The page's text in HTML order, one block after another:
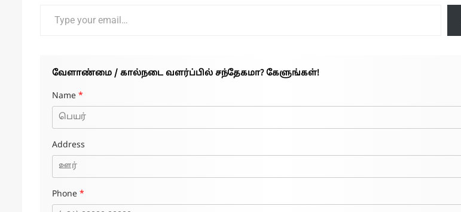
வேளாண்மை / கால்நடை வளர்ப்பில் சந்தேகமா? கேளுங்கள்!
Name *
Address
Phone *